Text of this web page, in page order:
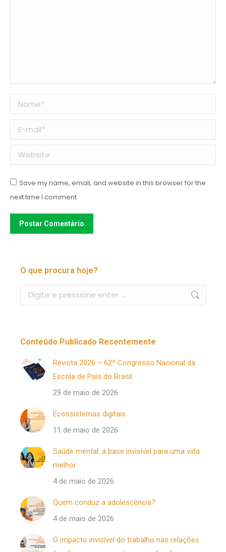
Nome *
E-mail *
Website
Save my name, email, and website in this browser for the
next time I comment.
Postar Comentário
O que procura hoje?
Buscar
Conteúdo Publicado Recentemente
Revista 2026 – 62º Congresso Nacional da
Escola de Pais do Brasil
29 de maio de 2026
Ecossistemas digitais
11 de maio de 2026
Saúde mental: a base invisível para uma vida
melhor
4 de maio de 2026
Quem conduz a adolescência?
4 de maio de 2026
O impacto invisível do trabalho nas relações